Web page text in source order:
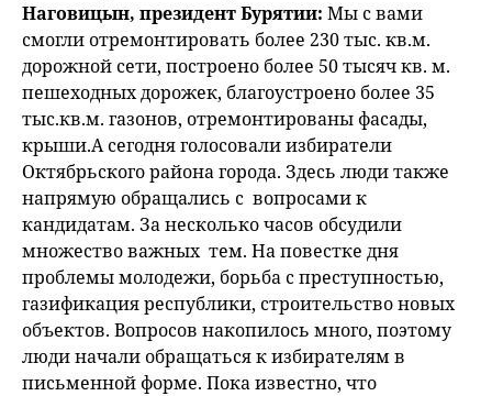
Наговицын, президент Бурятии: Мы с вами
смогли отремонтировать более 230 тыс. кв.м.
дорожной сети, построено более 50 тысяч кв. м.
пешеходных дорожек, благоустроено более 35
тыс.кв.м. газонов, отремонтированы фасады,
крыши.А сегодня голосовали избиратели
Октябрьского района города. Здесь люди также
напрямую обращались с вопросами к
кандидатам. За несколько часов обсудили
множество важных тем. На повестке дня
проблемы молодежи, борьба с преступностью,
газификация республики, строительство новых
объектов. Вопросов накопилось много, поэтому
люди начали обращаться к избирателям в
письменной форме. Пока известно, что